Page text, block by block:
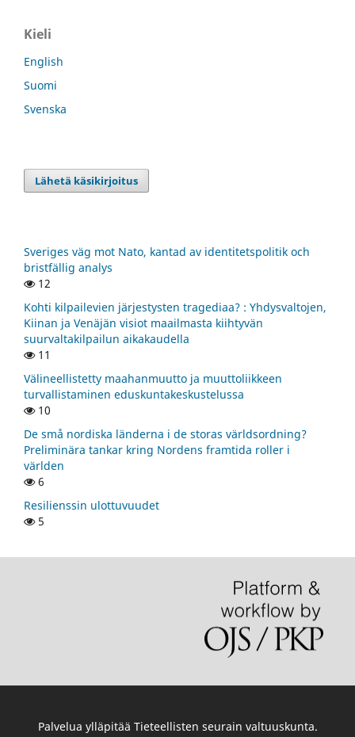
Kieli
English
Suomi
Svenska
Lähetä käsikirjoitus
Sveriges väg mot Nato, kantad av identitetspolitik och
bristfällig analys
12
Kohti kilpailevien järjestysten tragediaa? : Yhdysvaltojen,
Kiinan ja Venäjän visiot maailmasta kiihtyvän
suurvaltakilpailun aikakaudella
11
Välineellistetty maahanmuutto ja muuttoliikkeen
turvallistaminen eduskuntakeskustelussa
10
De små nordiska länderna i de storas världsordning?
Preliminära tankar kring Nordens framtida roller i
världen
6
Resilienssin ulottuvuudet
5
Palvelua ylläpitää Tieteellisten seurain valtuuskunta.